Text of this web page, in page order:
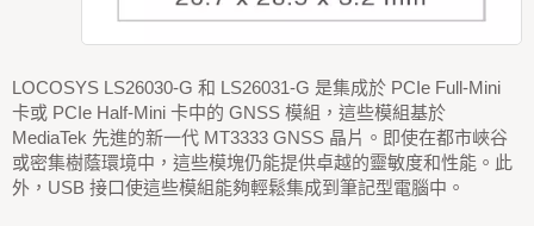
LOCOSYS LS26030-G 和 LS26031-G 是集成於 PCIe Full-Mini
卡或 PCIe Half-Mini 卡中的 GNSS 模組，這些模組基於
MediaTek 先進的新一代 MT3333 GNSS 晶片。即使在都市峽谷
或密集樹蔭環境中，這些模塊仍能提供卓越的靈敏度和性能。此
外，USB 接口使這些模組能夠輕鬆集成到筆記型電腦中。